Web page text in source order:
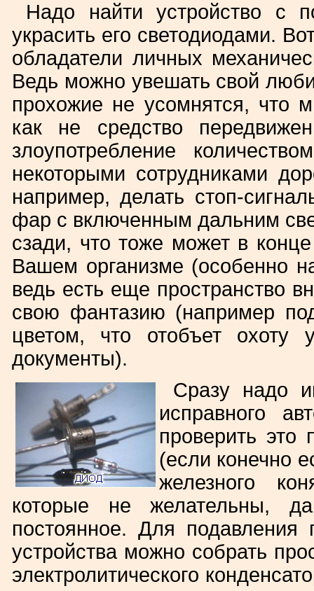
Надо найти устройство с
украсить его светодиодами.
обладатели личных
Ведь можно увешать свой
прохожие не усомнятся, что
как не средство
злоупотребление
некоторыми сотрудниками
например, делать стоп-
фар с включенным дальним
сзади, что тоже может в
Вашем организме (особенно
ведь есть еще пространство
свою фантазию (например
цветом, что отобъет охоту
документы).
Сразу надо
исправного
проверить это
(если конечно
железного
которые не желательны,
постоянное. Для подавления
устройства можно собрать
электролитического